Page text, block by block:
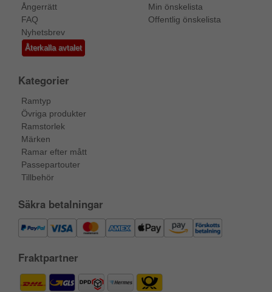
Ångerrätt
FAQ
Nyhetsbrev
Återkalla avtalet
Min önskelista
Offentlig önskelista
Kategorier
Ramtyp
Övriga produkter
Ramstorlek
Märken
Ramar efter mått
Passepartouter
Tillbehör
Säkra betalningar
Fraktpartner